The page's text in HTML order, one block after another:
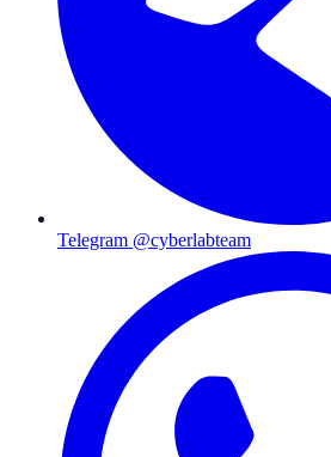
Telegram @cyberlabteam